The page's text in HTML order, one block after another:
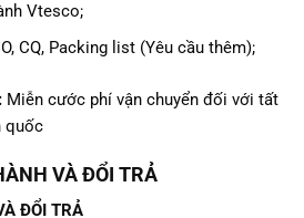
Vtesco;
CQ, Packing list (Yêu cầu thêm);
Miễn cước phí vận chuyển đối với tất
quốc
VÀ ĐỔI TRẢ
ĐỔI TRẢ